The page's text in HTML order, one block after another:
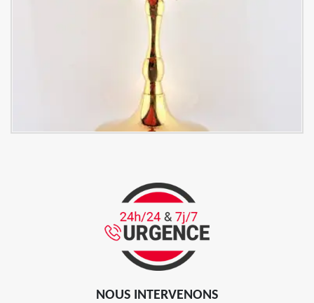
NOUS INTERVENONS